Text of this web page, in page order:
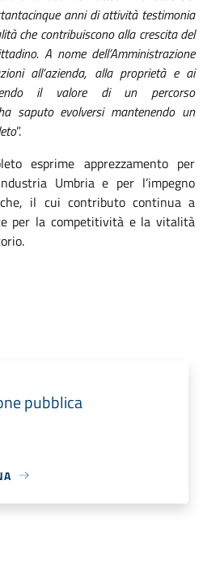
anni di attività testimonia
che contribuiscono alla crescita del
A nome dell’Amministrazione
all’azienda, alla proprietà e ai
il valore di un percorso
saputo evolversi mantenendo un
”.
esprime apprezzamento per
Umbria e per l’impegno
il cui contributo continua a
per la competitività e la vitalità
pubblica